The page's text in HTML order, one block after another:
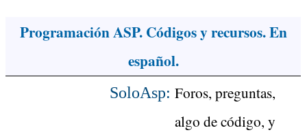
Programación ASP. Códigos y recursos. En
español.
SoloAsp: Foros, preguntas,
algo de código, y